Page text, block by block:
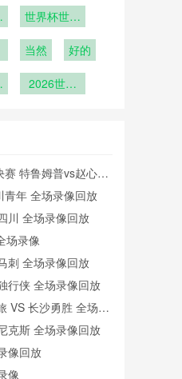
对”：零下
世界杯世界
主表现
当然 好的
2026世界
特鲁姆普vs赵心童
青年 全场录像回放
川 全场录像回放
场录像
刺 全场录像回放
行侠 全场录像回放
VS 长沙勇胜 全场录
克斯 全场录像回放
像回放
像